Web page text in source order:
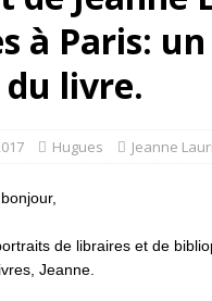
retrouver?
DIVERS
[ 7 août 2026 ]
à Paris:
livre.
Hugues Jeanne
de libraires et de
Jeanne.